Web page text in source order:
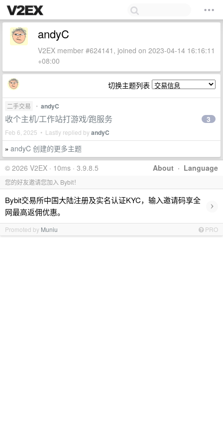
andyC
V2EX member #624141, joined on 2023-04-14 16:16:11
+08:00
切换主题列表
二手交易 • andyC
收个主机/工作站打游戏/跑服务
Feb 6, 2025 • Lastly replied byandyC
3
» andyC 创建的更多主题
About · Language
© 2026 V2EX · 10ms · 3.9.8.5
您的好友邀请您加入 Bybit！
Bybit交易所中国大陆注册及实名认证KYC，输入邀请码享全
网最高返佣优惠。
›
Promoted by Muniu PRO